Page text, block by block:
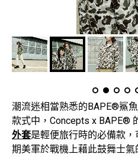
潮流迷相當熟悉的BAPE®鯊
款式中，Concepts x BAPE®
外套是輕便旅行時的必備款
期美軍於戰機上藉此鼓舞士